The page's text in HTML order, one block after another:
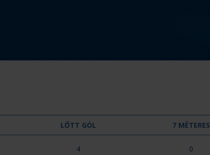
LŐTT GÓL 7 MÉTERES
4 0